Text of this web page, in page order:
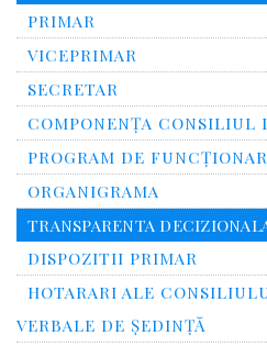
PRIMAR
VICEPRIMAR
SECRETAR
COMPONENȚA CONSILIUL
PROGRAM DE
ORGANIGRAMA
TRANSPARENTA
DISPOZITII PRIMAR
HOTARARI ALE
VERBALE DE ȘEDINȚĂ